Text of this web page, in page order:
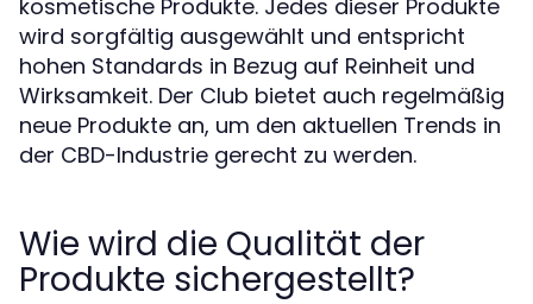
kosmetische Produkte. Jedes dieser Produkte
wird sorgfältig ausgewählt und entspricht
hohen Standards in Bezug auf Reinheit und
Wirksamkeit. Der Club bietet auch regelmäßig
neue Produkte an, um den aktuellen Trends in
der CBD-Industrie gerecht zu werden.
Wie wird die Qualität der
Produkte sichergestellt?